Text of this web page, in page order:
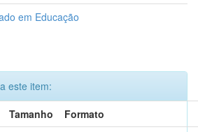
em Educação
este item:
Tamanho
Formato